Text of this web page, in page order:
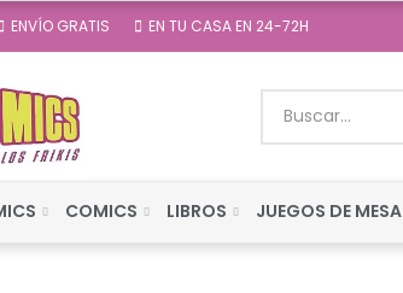
ENVÍO GRATIS EN TU CASA EN 24-72H
COMICS LIBROS JUEGOS DE MESA